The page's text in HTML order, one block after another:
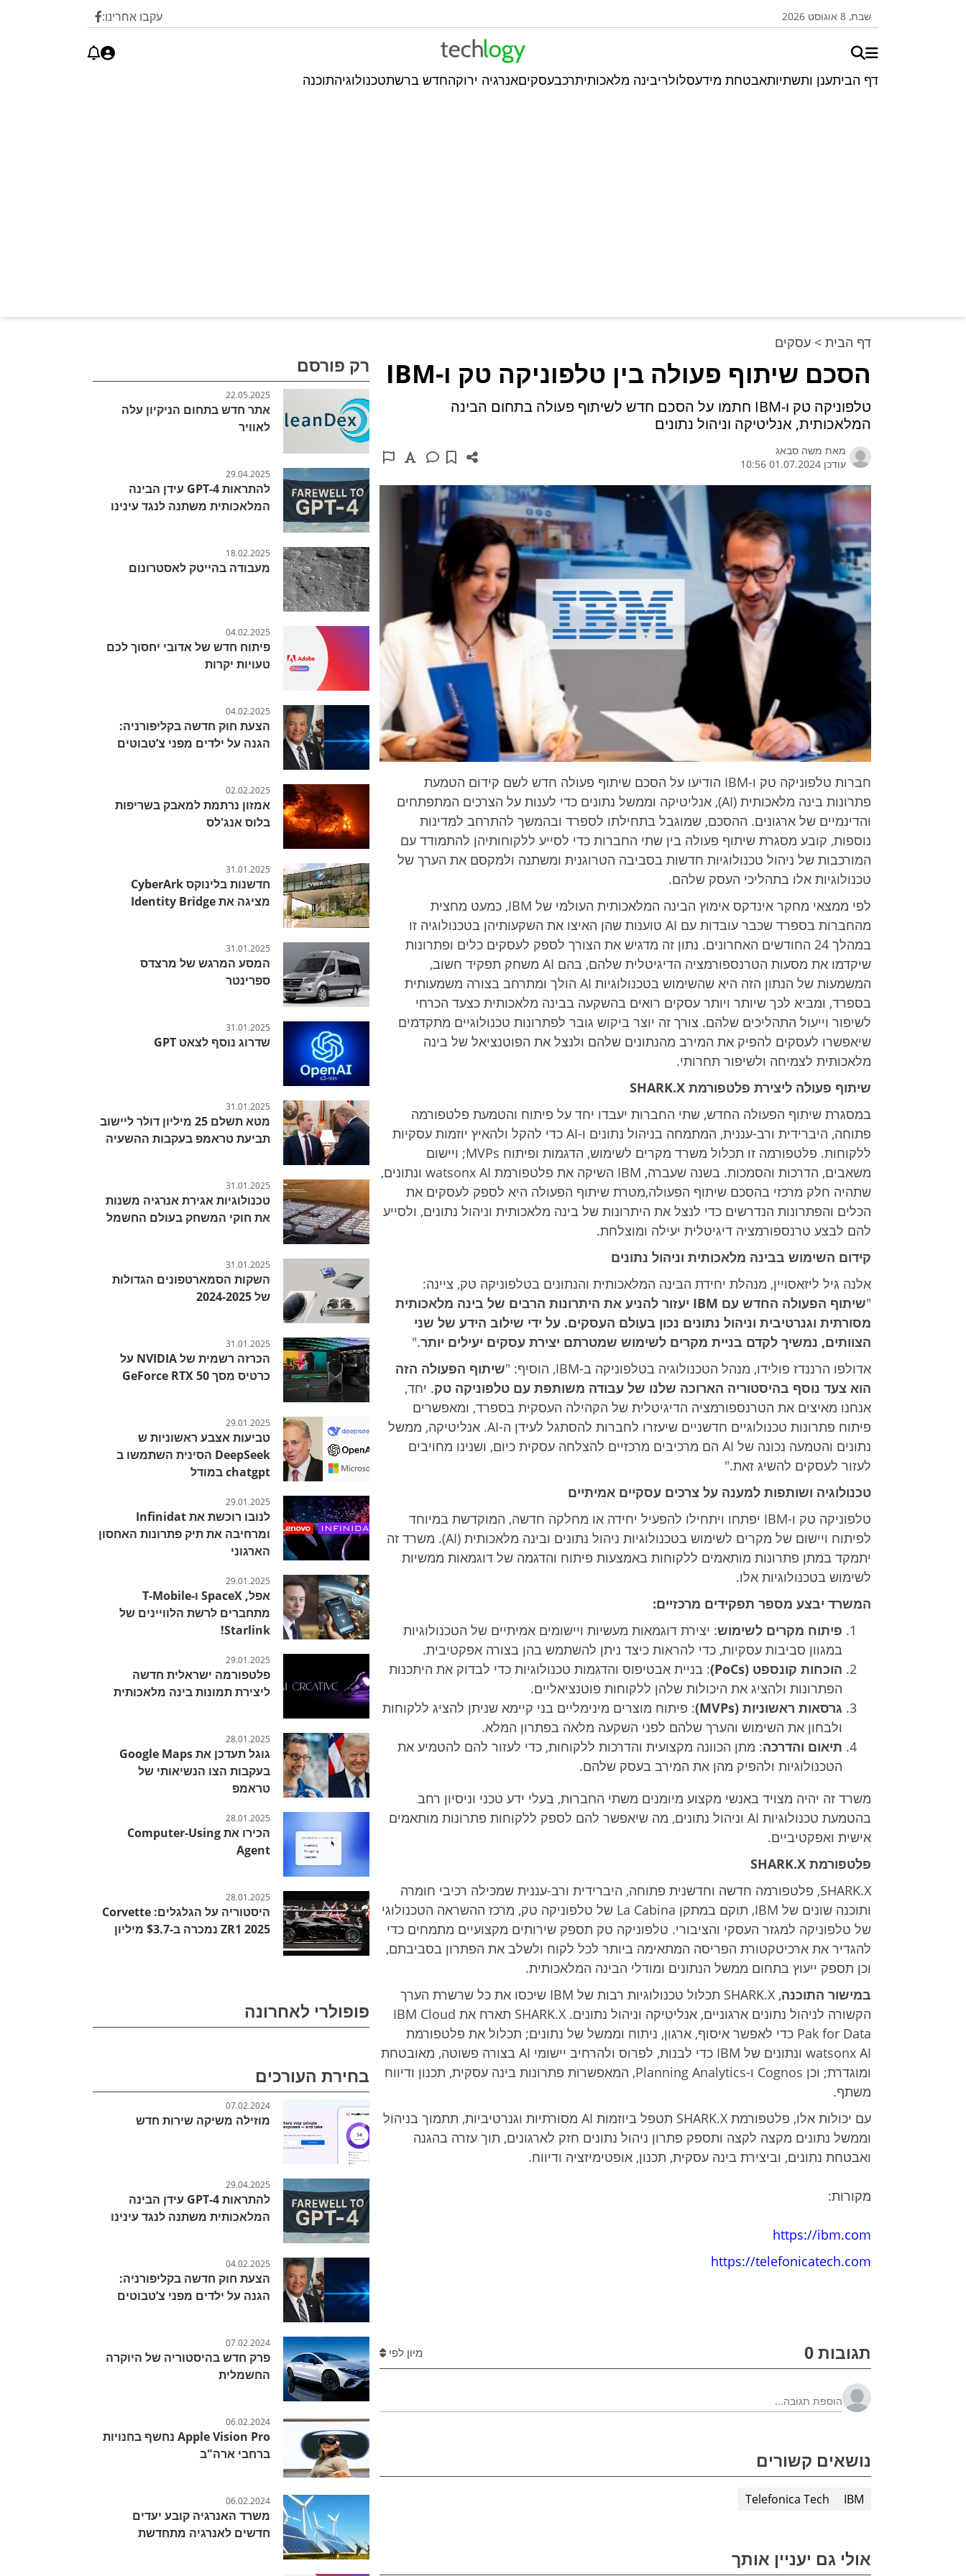
שבת, 8 אוגוסט 2026 עקבו אחרינו:
דף הביתענן ותשתיותאבטחת מידעסלולריבינה מלאכותיתרכבעסקיםאנרגיה ירוקהחדש ברשתטכנולוגיהתוכנה
דף הבית > עסקים
הסכם שיתוף פעולה בין טלפוניקה טק ו-IBM
טלפוניקה טק ו-IBM חתמו על הסכם חדש לשיתוף פעולה בתחום הבינה
המלאכותית, אנליטיקה וניהול נתונים
מאת משה סבאג
עודכן 01.07.2024 10:56
אלנה גיל
(טלפוניקה
קרדיט
תמונה:
ibm
חברות טלפוניקה טק ו-IBM הודיעו על הסכם שיתוף פעולה חדש לשם קידום הטמעת
פתרונות בינה מלאכותית (AI), אנליטיקה וממשל נתונים כדי לענות על הצרכים המתפתחים
והדינמיים של ארגונים. ההסכם, שמוגבל בתחילתו לספרד ובהמשך להתרחב למדינות
נוספות, קובע מסגרת שיתוף פעולה בין שתי החברות כדי לסייע ללקוחותיהן להתמודד עם
המורכבות של ניהול טכנולוגיות חדשות בסביבה הטרוגנית ומשתנה ולמקסם את הערך של
טכנולוגיות אלו בתהליכי העסק שלהם.
לפי ממצאי מחקר אינדקס אימוץ הבינה המלאכותית העולמי של IBM, כמעט מחצית
מהחברות בספרד שכבר עובדות עם AI טוענות שהן האיצו את השקעותיהן בטכנולוגיה זו
במהלך 24 החודשים האחרונים. נתון זה מדגיש את הצורך לספק לעסקים כלים ופתרונות
שיקדמו את מסעות הטרנספורמציה הדיגיטלית שלהם, בהם AI משחק תפקיד חשוב,
המשמעות של הנתון הזה היא שהשימוש בטכנולוגיות AI הולך ומתרחב בצורה משמעותית
בספרד, ומביא לכך שיותר ויותר עסקים רואים בהשקעה בבינה מלאכותית כצעד הכרחי
לשיפור וייעול התהליכים שלהם. צורך זה יוצר ביקוש גובר לפתרונות טכנולוגיים מתקדמים
שיאפשרו לעסקים להפיק את המירב מהנתונים שלהם ולנצל את הפוטנציאל של בינה
מלאכותית לצמיחה ולשיפור תחרותי.
שיתוף פעולה ליצירת פלטפורמת SHARK.X
במסגרת שיתוף הפעולה החדש, שתי החברות יעבדו יחד על פיתוח והטמעת פלטפורמה
פתוחה, היברידית ורב-עננית, המתמחה בניהול נתונים ו-AI כדי להקל ולהאיץ יוזמות עסקיות
ללקוחות. פלטפורמה זו תכלול משרד מקרים לשימוש, הדגמות ופיתוח MVPs; ויישום
משאבים, הדרכות והסמכות. בשנה שעברה, IBM השיקה את פלטפורמת watsonx AI ונתונים,
שתהיה חלק מרכזי בהסכם שיתוף הפעולה,מטרת שיתוף הפעולה היא לספק לעסקים את
הכלים והפתרונות הנדרשים כדי לנצל את היתרונות של בינה מלאכותית וניהול נתונים, ולסייע
להם לבצע טרנספורמציה דיגיטלית יעילה ומוצלחת.
קידום השימוש בבינה מלאכותית וניהול נתונים
אלנה גיל ליזאסויין, מנהלת יחידת הבינה המלאכותית והנתונים בטלפוניקה טק, ציינה:
"
שיתוף הפעולה החדש עם IBM יעזור להניע את היתרונות הרבים של בינה מלאכותית
מסורתית וגנרטיבית וניהול נתונים נכון בעולם העסקים. על ידי שילוב הידע של שני
הצוותים, נמשיך לקדם בניית מקרים לשימוש שמטרתם יצירת עסקים יעילים יותר."
אדולפו הרננדז פולידו, מנהל הטכנולוגיה בטלפוניקה ב-IBM, הוסיף: "
שיתוף הפעולה הזה
הוא צעד נוסף בהיסטוריה הארוכה שלנו של עבודה משותפת עם טלפוניקה טק. יחד,
אנחנו מאיצים את הטרנספורמציה הדיגיטלית של הקהילה העסקית בספרד, ומאפשרים
פיתוח פתרונות טכנולוגיים חדשניים שיעזרו לחברות להסתגל לעידן ה-AI. אנליטיקה, ממשל
נתונים והטמעה נכונה של AI הם מרכיבים מרכזיים להצלחה עסקית כיום, ושנינו מחויבים
לעזור לעסקים להשיג זאת."
טכנולוגיה ושותפות למענה על צרכים עסקיים אמיתיים
טלפוניקה טק ו-IBM יפתחו ויתחילו להפעיל יחידה או מחלקה חדשה, המוקדשת במיוחד
לפיתוח ויישום של מקרים לשימוש בטכנולוגיות ניהול נתונים ובינה מלאכותית (AI). משרד זה
יתמקד במתן פתרונות מותאמים ללקוחות באמצעות פיתוח והדגמה של דוגמאות ממשיות
לשימוש בטכנולוגיות אלו.
המשרד יבצע מספר תפקידים מרכזיים:
פיתוח מקרים לשימוש: יצירת דוגמאות מעשיות ויישומים אמיתיים של הטכנולוגיות
במגוון סביבות עסקיות, כדי להראות כיצד ניתן להשתמש בהן בצורה אפקטיבית.
הוכחות קונספט (PoCs)
: בניית אבטיפוס והדגמות טכנולוגיות כדי לבדוק את היתכנות
הפתרונות ולהציג את היכולות שלהן ללקוחות פוטנציאליים.
גרסאות ראשוניות (MVPs)
: פיתוח מוצרים מינימליים בני קיימא שניתן להציג ללקוחות
ולבחון את השימוש והערך שלהם לפני השקעה מלאה בפתרון המלא.
תיאום והדרכה: מתן הכוונה מקצועית והדרכות ללקוחות, כדי לעזור להם להטמיע את
הטכנולוגיות ולהפיק מהן את המירב בעסק שלהם.
משרד זה יהיה מצויד באנשי מקצוע מיומנים משתי החברות, בעלי ידע טכני וניסיון רחב
בהטמעת טכנולוגיות AI וניהול נתונים, מה שיאפשר להם לספק ללקוחות פתרונות מותאמים
אישית ואפקטיביים.
פלטפורמת SHARK.X
SHARK.X, פלטפורמה חדשה וחדשנית פתוחה, היברידית ורב-עננית שמכילה רכיבי חומרה
ותוכנה שונים של IBM, תוקם במתקן La Cabina של טלפוניקה טק, מרכז ההשראה הטכנולוגי
של טלפוניקה למגזר העסקי והציבורי. טלפוניקה טק תספק שירותים מקצועיים מתמחים כדי
להגדיר את ארכיטקטורת הפריסה המתאימה ביותר לכל לקוח ולשלב את הפתרון בסביבתם,
וכן תספק ייעוץ בתחום ממשל הנתונים ומודלי הבינה המלאכותית.
במישור התוכנה
, SHARK.X תכלול טכנולוגיות רבות של IBM שיכסו את כל שרשרת הערך
הקשורה לניהול נתונים ארגוניים, אנליטיקה וניהול נתונים. SHARK.X תארח את IBM Cloud
Pak for Data כדי לאפשר איסוף, ארגון, ניתוח וממשל של נתונים; תכלול את פלטפורמת
watsonx AI ונתונים של IBM כדי לבנות, לפרוס ולהרחיב יישומי AI בצורה פשוטה, מאובטחת
ומוגדרת; וכן Cognos ו-Planning Analytics, המאפשרות פתרונות בינה עסקית, תכנון ודיווח
משתף.
עם יכולות אלו, פלטפורמת SHARK.X תטפל ביוזמות AI מסורתיות וגנרטיביות, תתמוך בניהול
וממשל נתונים מקצה לקצה ותספק פתרון ניהול נתונים חזק לארגונים, תוך עזרה בהגנה
ואבטחת נתונים, וביצירת בינה עסקית, תכנון, אופטימיזציה ודיווח.
מקורות:
https://ibm.com
https://telefonicatech.com
תגובות 0 מיון לפי
נושאים קשורים
IBM
Telefonica Tech
אולי גם יעניין אותך
רק פורסם
22.05.2025
אתר חדש בתחום הניקיון עלה
לאוויר
29.04.2025
להתראות GPT-4 עידן הבינה
המלאכותית משתנה לנגד עינינו
18.02.2025
מעבודה בהייטק לאסטרונום
04.02.2025
פיתוח חדש של אדובי יחסוך לכם
טעויות יקרות
04.02.2025
הצעת חוק חדשה בקליפורניה:
הגנה על ילדים מפני צ’טבוטים
02.02.2025
אמזון נרתמת למאבק בשריפות
בלוס אנג'לס
31.01.2025
חדשנות בלינוקס CyberArk
מציגה את Identity Bridge
31.01.2025
המסע המרגש של מרצדס
ספרינטר
31.01.2025
שדרוג נוסף לצאט GPT
31.01.2025
מטא תשלם 25 מיליון דולר ליישוב
תביעת טראמפ בעקבות ההשעיה
31.01.2025
טכנולוגיות אגירת אנרגיה משנות
את חוקי המשחק בעולם החשמל
31.01.2025
השקות הסמארטפונים הגדולות
של 2024-2025
31.01.2025
הכרזה רשמית של NVIDIA על
כרטיס מסך GeForce RTX 50
29.01.2025
טביעות אצבע ראשוניות ש
DeepSeek הסינית השתמשו ב
chatgpt במודל
29.01.2025
לנובו רוכשת את Infinidat
ומרחיבה את תיק פתרונות האחסון
הארגוני
29.01.2025
אפל, SpaceX ו-T-Mobile
מתחברים לרשת הלוויינים של
Starlink!
29.01.2025
פלטפורמה ישראלית חדשה
ליצירת תמונות בינה מלאכותית
28.01.2025
גוגל תעדכן את Google Maps
בעקבות הצו הנשיאותי של
טראמפ
28.01.2025
הכירו את Computer-Using
Agent
28.01.2025
היסטוריה על הגלגלים: Corvette
ZR1 2025 נמכרה ב-$3.7 מיליון
פופולרי לאחרונה
בחירת העורכים
07.02.2024
מוזילה משיקה שירות חדש
29.04.2025
להתראות GPT-4 עידן הבינה
המלאכותית משתנה לנגד עינינו
04.02.2025
הצעת חוק חדשה בקליפורניה:
הגנה על ילדים מפני צ’טבוטים
07.02.2024
פרק חדש בהיסטוריה של היוקרה
החשמלית
06.02.2024
Apple Vision Pro נחשף בחנויות
ברחבי ארה"ב
06.02.2024
משרד האנרגיה קובע יעדים
חדשים לאנרגיה מתחדשת